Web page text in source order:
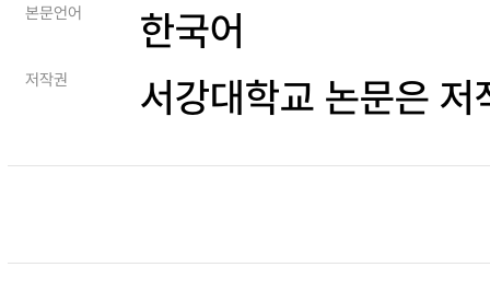
본문언어 한국어
저작권 서강대학교 논문은